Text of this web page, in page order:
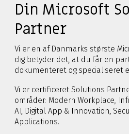
Din Microsoft
Partner
Vi er en af Danmarks største
dig betyder det, at du får en
dokumenteret og specialiseret
Vi er certificeret Solutions
områder: Modern Workplace,
AI, Digital App & Innovation,
Applications.